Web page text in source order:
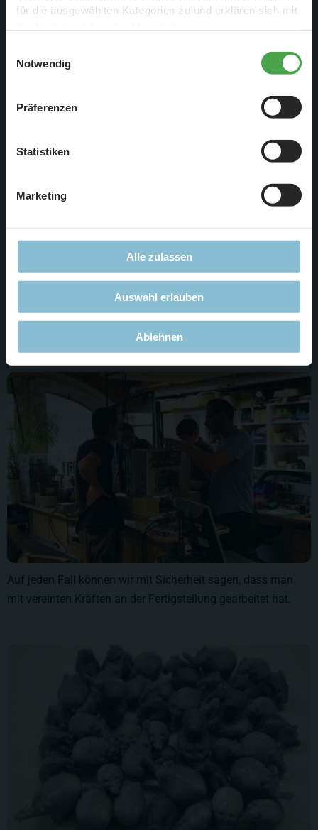
für die ausgewählten Kategorien zu und erklären sich mit
diese Einstellungen jederzeit über die Schaltfläche
zustimmen, beschränken wir uns auf die technisch
notwendigen Cookies. Weitere Informationen finden Sie in
Notwendig
Präferenzen
Statistiken
Marketing
Alle zulassen
Auswahl erlauben
Ablehnen
auf Hochdruck an der Fertigstellung an einem neuen
Highlight für Hamburg gearbeitet. Wer bei uns zu Besuch
Auf jeden Fall können wir mit Sicherheit sagen, dass man
mit vereinten Kräften an der Fertigstellung gearbeitet hat.